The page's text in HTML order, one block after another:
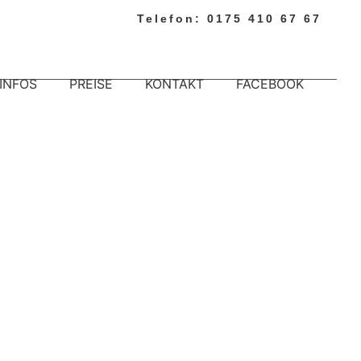
Telefon: 0175 410 67 67
INFOS PREISE KONTAKT FACEBOOK